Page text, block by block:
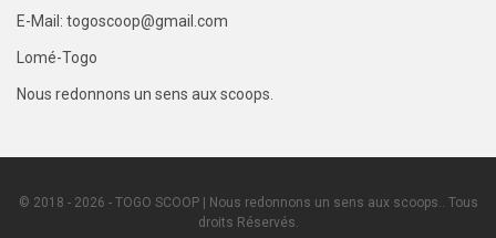
E-Mail: togoscoop@gmail.com
Lomé-Togo
Nous redonnons un sens aux scoops.
© 2018 - 2026 - TOGO SCOOP | Nous redonnons un sens aux scoops.. Tous
droits Réservés.